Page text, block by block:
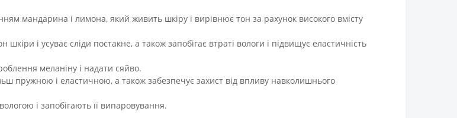
мандарина і лимона, який живить шкіру і вирівнює тон за рахунок високого вмісту
і усуває сліди постакне, а також запобігає втраті вологи і підвищує еластичність
меланіну і надати сяйво.
пружною і еластичною, а також забезпечує захист від впливу навколишнього
і запобігають її випаровування.